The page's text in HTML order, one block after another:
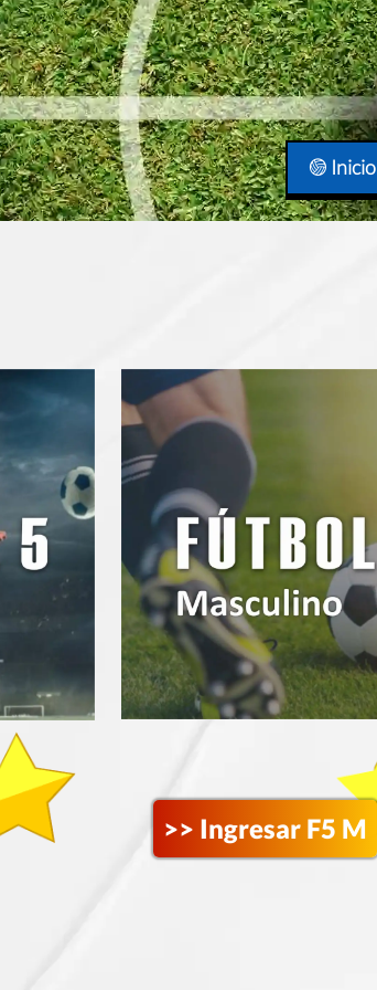
Inicio
>> Ingresar F5 M